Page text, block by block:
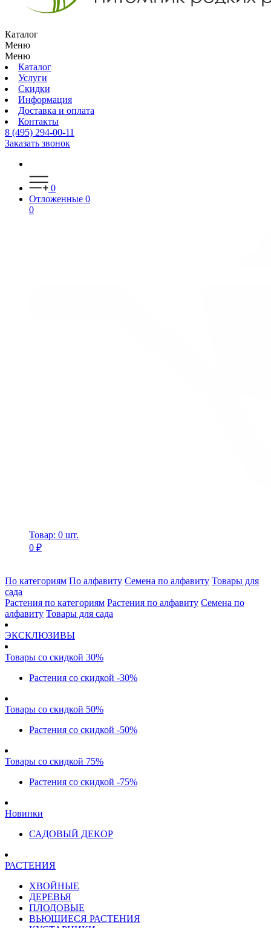
Каталог
Меню
Меню
Каталог
Услуги
Скидки
Информация
Доставка и оплата
Контакты
8 (495) 294-00-11
Заказать звонок
0
Отложенные 0
0
Товар: 0 шт.
0 ₽
По категориям По алфавиту Семена по алфавиту Товары для
сада
Растения по категориям Растения по алфавиту Семена по
алфавиту Товары для сада
ЭКСКЛЮЗИВЫ
Товары со скидкой 30%
Растения со скидкой -30%
Товары со скидкой 50%
Растения со скидкой -50%
Товары со скидкой 75%
Растения со скидкой -75%
Новинки
САДОВЫЙ ДЕКОР
РАСТЕНИЯ
ХВОЙНЫЕ
ДЕРЕВЬЯ
ПЛОДОВЫЕ
ВЬЮЩИЕСЯ РАСТЕНИЯ